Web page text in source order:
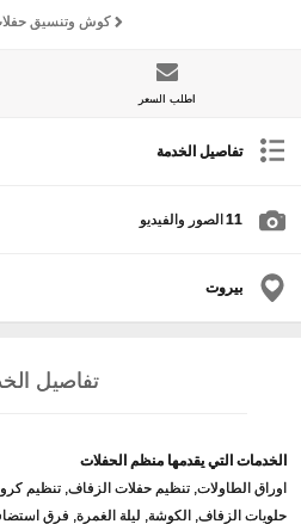
كوش وتنسيق
اطلب السعر
تفاصيل الخدمة
11 الصور والفيديو
بيروت
تفاصيل
الخدمات التي يقدمها منظم الحفلات
اوراق الطاولات, تنظيم حفلات الزفاف, تنظيم
حلويات الزفاف, الكوشة, ليلة الغمرة, فرق